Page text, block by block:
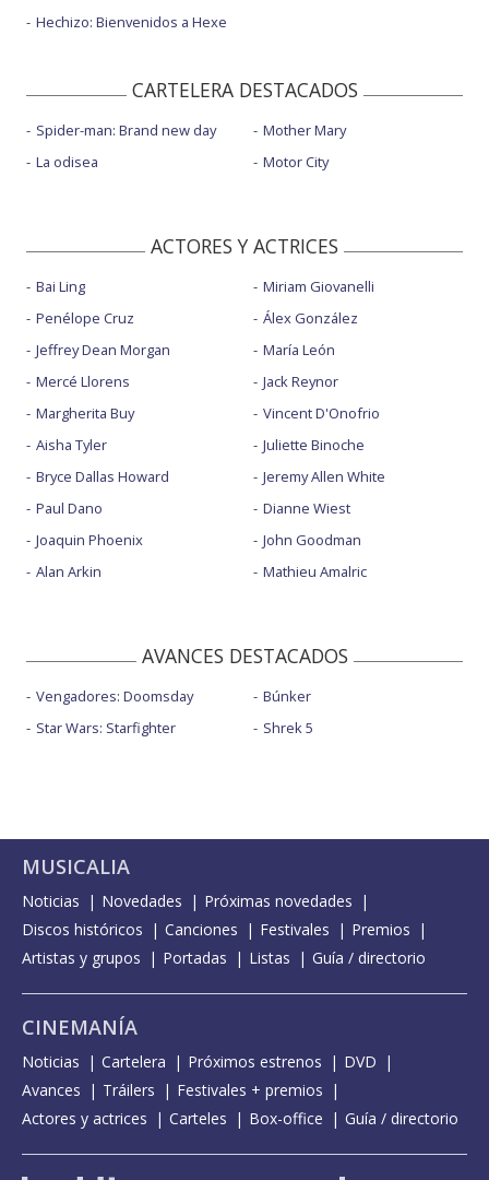
Hechizo: Bienvenidos a Hexe
CARTELERA DESTACADOS
Spider-man: Brand new day
La odisea
Mother Mary
Motor City
ACTORES Y ACTRICES
Bai Ling
Penélope Cruz
Jeffrey Dean Morgan
Mercé Llorens
Margherita Buy
Aisha Tyler
Bryce Dallas Howard
Paul Dano
Joaquin Phoenix
Alan Arkin
Miriam Giovanelli
Álex González
María León
Jack Reynor
Vincent D'Onofrio
Juliette Binoche
Jeremy Allen White
Dianne Wiest
John Goodman
Mathieu Amalric
AVANCES DESTACADOS
Vengadores: Doomsday
Star Wars: Starfighter
Búnker
Shrek 5
MUSICALIA
Noticias Novedades
Próximas novedades
Discos históricos
Canciones Festivales
Premios
Artistas y grupos
Portadas Listas Guía / directorio
CINEMANÍA
Noticias Cartelera Próximos estrenos
DVD
Avances
Tráilers
Festivales + premios
Actores y actrices
Carteles Box-office Guía / directorio